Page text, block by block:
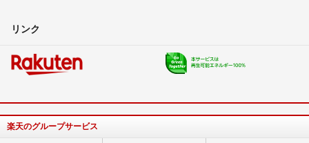
リンク
楽天のグループサービス